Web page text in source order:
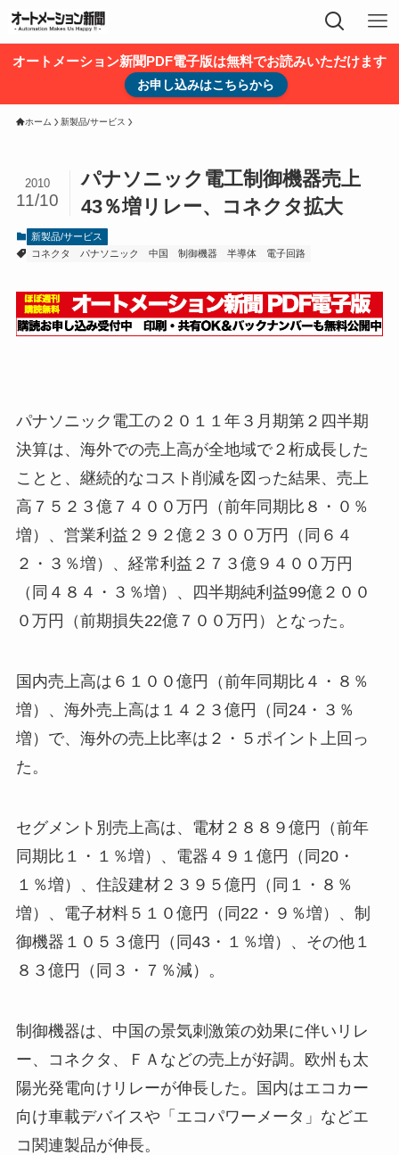
オートメーション新聞PDF電子版は無料でお読みいただけます
お申し込みはこちらから
ホーム 新製品/サービス
パナソニック電工制御機器売上
43％増リレー、コネクタ拡大
2010
11/10
新製品/サービス
コネクタ
パナソニック 中国 制御機器 半導体 電子回路
パナソニック電工の２０１１年３月期第２四半期
決算は、海外での売上高が全地域で２桁成長した
ことと、継続的なコスト削減を図った結果、売上
高７５２３億７４００万円（前年同期比８・０％
増）、営業利益２９２億２３００万円（同６４
２・３％増）、経常利益２７３億９４００万円
（同４８４・３％増）、四半期純利益99億２００
０万円（前期損失22億７００万円）となった。
国内売上高は６１００億円（前年同期比４・８％
増）、海外売上高は１４２３億円（同24・３％
増）で、海外の売上比率は２・５ポイント上回っ
た。
セグメント別売上高は、電材２８８９億円（前年
同期比１・１％増）、電器４９１億円（同20・
１％増）、住設建材２３９５億円（同１・８％
増）、電子材料５１０億円（同22・９％増）、制
御機器１０５３億円（同43・１％増）、その他１
８３億円（同３・７％減）。
制御機器は、中国の景気刺激策の効果に伴いリレ
ー、コネクタ、ＦＡなどの売上が好調。欧州も太
陽光発電向けリレーが伸長した。国内はエコカー
向け車載デバイスや「エコパワーメータ」などエ
コ関連製品が伸長。